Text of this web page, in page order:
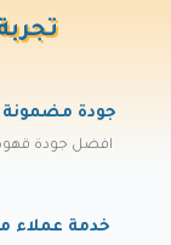
جودة مضمونة 100%
افضل جودة قهوة
خدمة عملاء